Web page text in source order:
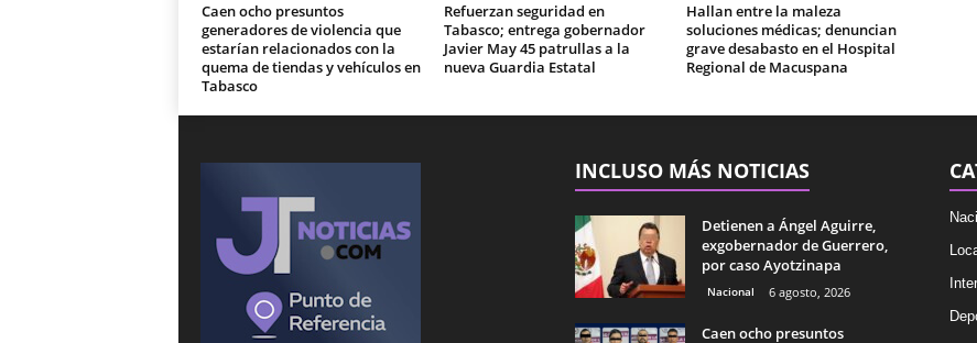
Caen ocho presuntos
generadores de violencia que
estarían relacionados con la
quema de tiendas y vehículos en
Tabasco
Refuerzan seguridad en
Tabasco; entrega gobernador
Javier May 45 patrullas a la
nueva Guardia Estatal
Hallan entre la maleza
soluciones médicas; denuncian
grave desabasto en el Hospital
Regional de Macuspana
INCLUSO MÁS NOTICIAS
Detienen a Ángel Aguirre,
exgobernador de Guerrero,
por caso Ayotzinapa
Nacional 6 agosto, 2026
Caen ocho presuntos